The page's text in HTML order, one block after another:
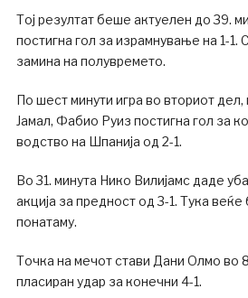
Тој резултат беше актуелен до 39.
постигна гол за израмнување на 1-1.
замина на полувремето.
По шест минути игра во вториот дел,
Јамал, Фабио Руиз постигна гол за
водство на Шпанија од 2-1.
Во 31. минута Нико Вилијамс даде
акција за предност од 3-1. Тука веќе
понатаму.
Точка на мечот стави Дани Олмо во
пласиран удар за конечни 4-1.